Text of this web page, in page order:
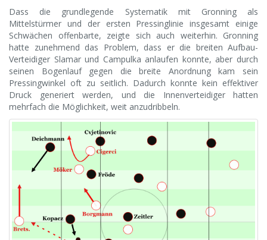
Dass die grundlegende Systematik mit Gronning als
Mittelstürmer und der ersten Pressinglinie insgesamt einige
Schwächen offenbarte, zeigte sich auch weiterhin. Gronning
hatte zunehmend das Problem, dass er die breiten Aufbau-
Verteidiger Slamar und Campulka anlaufen konnte, aber durch
seinen Bogenlauf gegen die breite Anordnung kam sein
Pressingwinkel oft zu seitlich. Dadurch konnte kein effektiver
Druck generiert werden, und die Innenverteidiger hatten
mehrfach die Möglichkeit, weit anzudribbeln.